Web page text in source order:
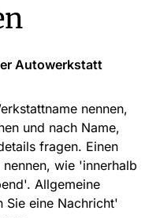
Autowerkstatt
nennen,
und nach Name,
fragen. Einen
wie 'innerhalb
Allgemeine
Sie eine Nachricht'